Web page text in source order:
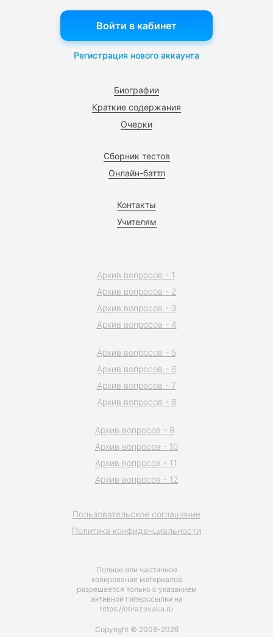
Биографии
Краткие содержания
Очерки
Сборник тестов
Онлайн-баттл
Контакты
Учителям
Войти в кабинет
Регистрация нового аккаунта
Полное или частичное
копирование материалов
разрешается только с указанием
активной гиперссылки на
https://obrazovaka.ru
Пользовательское соглашение
Политика конфиденциальности
Архив вопросов - 1
Архив вопросов - 2
Архив вопросов - 3
Архив вопросов - 4
Архив вопросов - 5
Архив вопросов - 6
Архив вопросов - 7
Архив вопросов - 8
Архив вопросов - 9
Архив вопросов - 10
Архив вопросов - 11
Архив вопросов - 12
Copyright © 2008-2026